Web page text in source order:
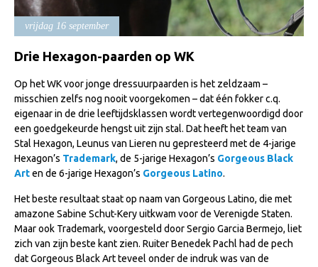
Tarievenlijst
Veel gestelde vragen
Webshop
Evenementen
NRPS Select Sale
NRPS Keuringen
Hengstenkeuring
Regionale Keuringen
Nationale Keuring
Late Veulenkeuring
ABOP
vrijdag 16 september
Drie Hexagon-paarden op WK
Op het WK voor jonge dressuurpaarden is het zeldzaam –
misschien zelfs nog nooit voorgekomen – dat één fokker c.q.
eigenaar in de drie leeftijdsklassen wordt vertegenwoordigd door
een goedgekeurde hengst uit zijn stal. Dat heeft het team van
Stal Hexagon, Leunus van Lieren nu gepresteerd met de 4-jarige
Hexagon’s Trademark, de 5-jarige Hexagon’s Gorgeous Black
Arten de 6-jarige Hexagon’s Gorgeous Latino.
Het beste resultaat staat op naam van Gorgeous Latino, die met
amazone Sabine Schut-Kery uitkwam voor de Verenigde Staten.
Maar ook Trademark, voorgesteld door Sergio Garcia Bermejo, liet
zich van zijn beste kant zien. Ruiter Benedek Pachl had de pech
dat Gorgeous Black Art teveel onder de indruk was van de